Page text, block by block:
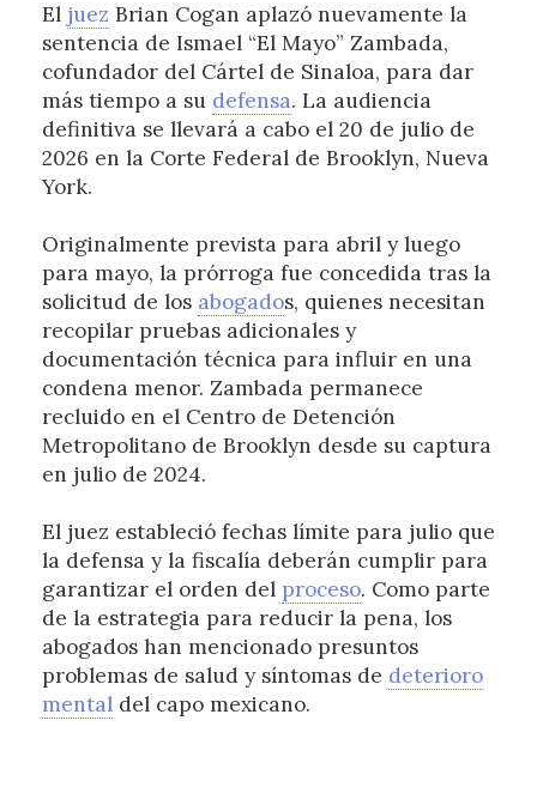
El juez Brian Cogan aplazó nuevamente la
sentencia de Ismael “El Mayo” Zambada,
cofundador del Cártel de Sinaloa, para dar
más tiempo a su defensa. La audiencia
definitiva se llevará a cabo el 20 de julio de
2026 en la Corte Federal de Brooklyn, Nueva
York.
Originalmente prevista para abril y luego
para mayo, la prórroga fue concedida tras la
solicitud de los abogados, quienes necesitan
recopilar pruebas adicionales y
documentación técnica para influir en una
condena menor. Zambada permanece
recluido en el Centro de Detención
Metropolitano de Brooklyn desde su captura
en julio de 2024.
El juez estableció fechas límite para julio que
la defensa y la fiscalía deberán cumplir para
garantizar el orden del proceso. Como parte
de la estrategia para reducir la pena, los
abogados han mencionado presuntos
problemas de salud y síntomas de deterioro
mentaldel capo mexicano.